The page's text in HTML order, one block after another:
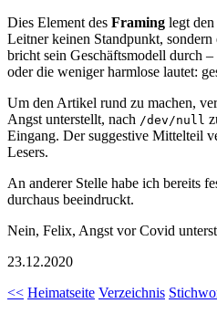
Dies Element des Framing legt
Leitner keinen Standpunkt, sondern
bricht sein Geschäftsmodell durch
oder die weniger harmlose lautet:
Um den Artikel rund zu machen,
Angst unterstellt, nach /dev/null
Eingang. Der suggestive Mittelteil
Lesers.
An anderer Stelle habe ich bereits
durchaus beeindruckt.
Nein, Felix, Angst vor Covid
23.12.2020
<< Heimatseite Verzeichnis